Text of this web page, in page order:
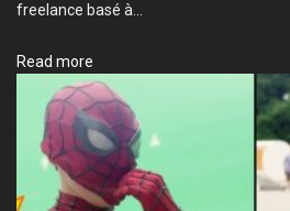
freelance basé à...
Read more